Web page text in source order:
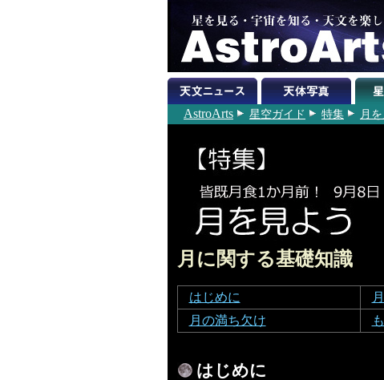
AstroArts 星空ガイド 特集 月
月に関する基礎知識
はじめに
月の満ち欠け
はじめに